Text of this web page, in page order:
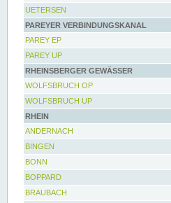
UETERSEN
PAREYER VERBINDUNGSKANAL
PAREY EP
PAREY UP
RHEINSBERGER GEWÄSSER
WOLFSBRUCH OP
WOLFSBRUCH UP
RHEIN
ANDERNACH
BINGEN
BONN
BOPPARD
BRAUBACH